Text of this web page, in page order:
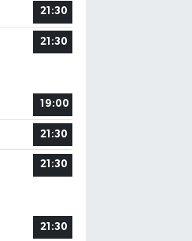
21:30
21:30
19:00
21:30
21:30
21:30